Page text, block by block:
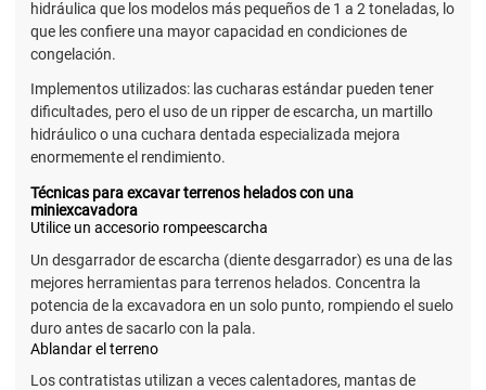
hidráulica que los modelos más pequeños de 1 a 2 toneladas, lo
que les confiere una mayor capacidad en condiciones de
congelación.
Implementos utilizados: las cucharas estándar pueden tener
dificultades, pero el uso de un ripper de escarcha, un martillo
hidráulico o una cuchara dentada especializada mejora
enormemente el rendimiento.
Técnicas para excavar terrenos helados con una
miniexcavadora
Utilice un accesorio rompeescarcha
Un desgarrador de escarcha (diente desgarrador) es una de las
mejores herramientas para terrenos helados. Concentra la
potencia de la excavadora en un solo punto, rompiendo el suelo
duro antes de sacarlo con la pala.
Ablandar el terreno
Los contratistas utilizan a veces calentadores, mantas de